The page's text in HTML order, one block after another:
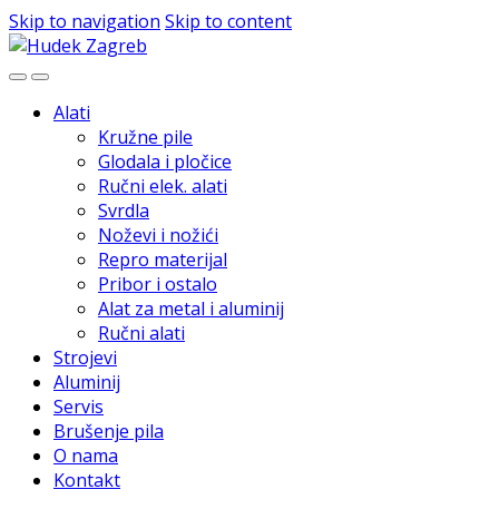
Skip to navigation Skip to content
Alati
Kružne pile
Glodala i pločice
Ručni elek. alati
Svrdla
Noževi i nožići
Repro materijal
Pribor i ostalo
Alat za metal i aluminij
Ručni alati
Strojevi
Aluminij
Servis
Brušenje pila
O nama
Kontakt